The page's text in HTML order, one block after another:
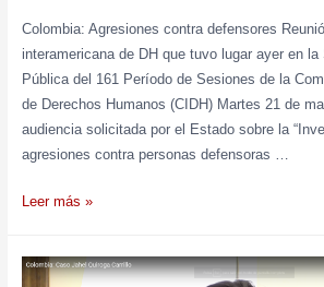
Colombia: Agresiones contra defensores
interamericana de DH que tuvo lugar ayer en la
Pública del 161 Período de Sesiones de la
de Derechos Humanos (CIDH) Martes 21 de
audiencia solicitada por el Estado sobre la
agresiones contra personas defensoras …
Leer más »